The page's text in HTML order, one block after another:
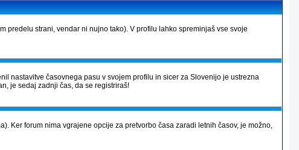
predelu strani, vendar ni nujno tako). V profilu lahko spreminjaš vse svoje
nastavitve časovnega pasu v svojem profilu in sicer za Slovenijo je ustrezna
je sedaj zadnji čas, da se registriraš!
Ker forum nima vgrajene opcije za pretvorbo časa zaradi letnih časov, je možno,